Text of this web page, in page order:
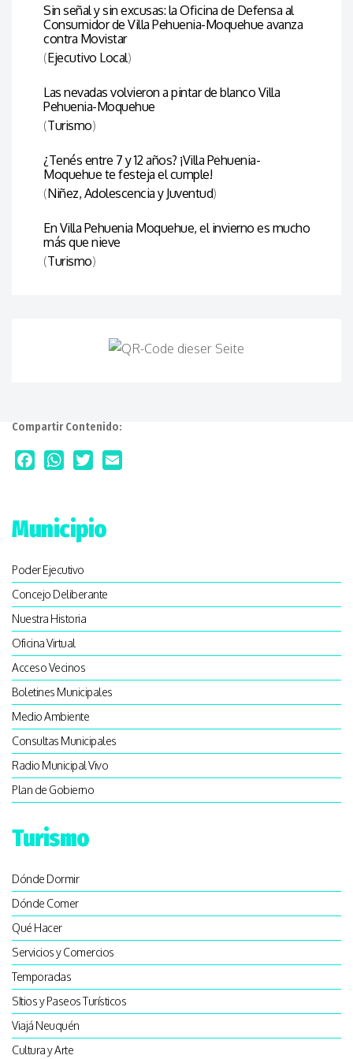
Sin señal y sin excusas: la Oficina de Defensa al
Consumidor de Villa Pehuenia-Moquehue avanza
contra Movistar
(Ejecutivo Local)
Las nevadas volvieron a pintar de blanco Villa
Pehuenia-Moquehue
(Turismo)
¿Tenés entre 7 y 12 años? ¡Villa Pehuenia-
Moquehue te festeja el cumple!
(Niñez, Adolescencia y Juventud)
En Villa Pehuenia Moquehue, el invierno es mucho
más que nieve
(Turismo)
Compartir Contenido:
Municipio
Poder Ejecutivo
Concejo Deliberante
Nuestra Historia
Oficina Virtual
Acceso Vecinos
Boletines Municipales
Medio Ambiente
Consultas Municipales
Radio Municipal Vivo
Plan de Gobierno
Turismo
Dónde Dormir
Dónde Comer
Qué Hacer
Servicios y Comercios
Temporadas
SItios y Paseos Turísticos
Viajá Neuquén
Cultura y Arte